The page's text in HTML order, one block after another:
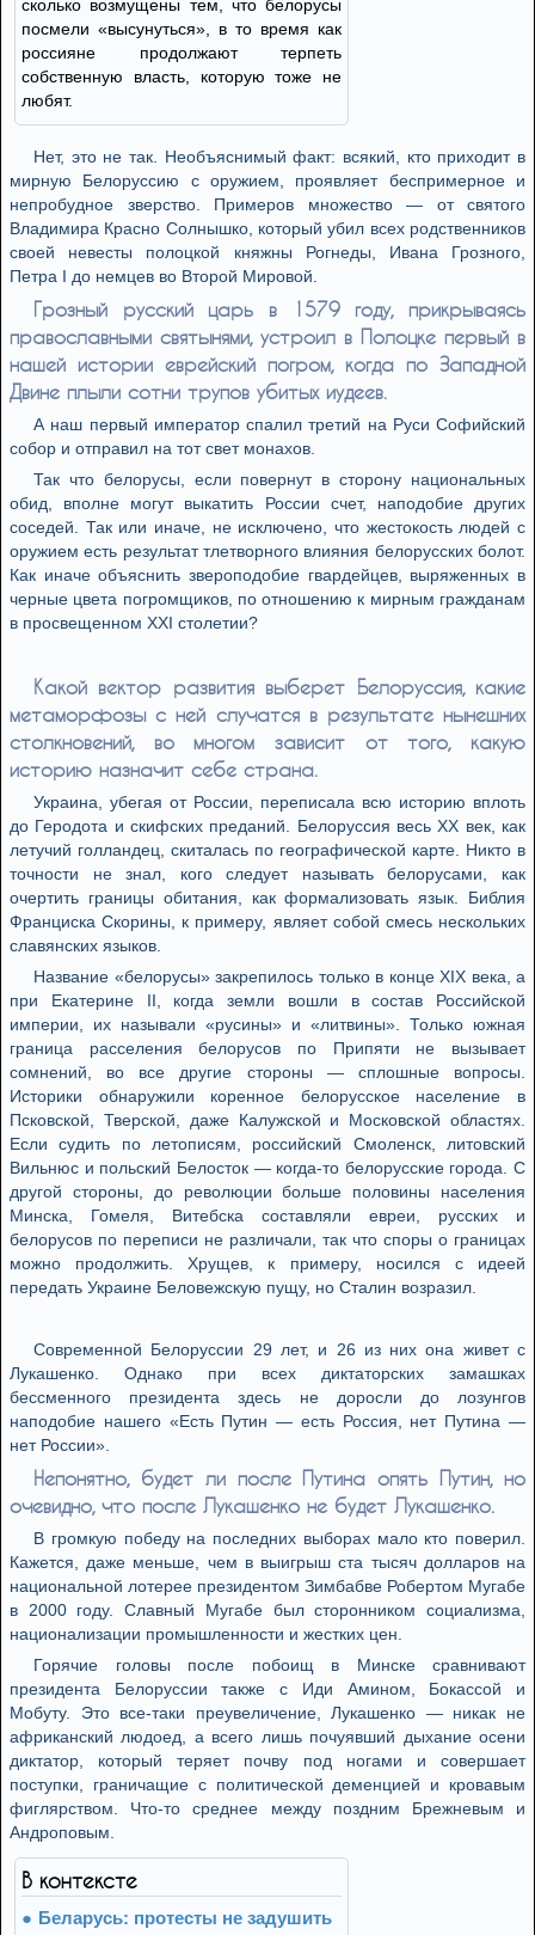
сколько возмущены тем, что белорусы
посмели «высунуться», в то время как
россияне продолжают терпеть
собственную власть, которую тоже не
любят.
Нет, это не так. Необъяснимый факт: всякий, кто приходит в
мирную Белоруссию с оружием, проявляет беспримерное и
непробудное зверство. Примеров множество — от святого
Владимира Красно Солнышко, который убил всех родственников
своей невесты полоцкой княжны Рогнеды, Ивана Грозного,
Петра I до немцев во Второй Мировой.
Грозный русский царь в 1579 году, прикрываясь
православными святынями, устроил в Полоцке первый в
нашей истории еврейский погром, когда по Западной
Двине плыли сотни трупов убитых иудеев.
А наш первый император спалил третий на Руси Софийский
собор и отправил на тот свет монахов.
Так что белорусы, если повернут в сторону национальных
обид, вполне могут выкатить России счет, наподобие других
соседей. Так или иначе, не исключено, что жестокость людей с
оружием есть результат тлетворного влияния белорусских болот.
Как иначе объяснить звероподобие гвардейцев, выряженных в
черные цвета погромщиков, по отношению к мирным гражданам
в просвещенном XXI столетии?
Какой вектор развития выберет Белоруссия, какие
метаморфозы с ней случатся в результате нынешних
столкновений, во многом зависит от того, какую
историю назначит себе страна.
Украина, убегая от России, переписала всю историю вплоть
до Геродота и скифских преданий. Белоруссия весь ХХ век, как
летучий голландец, скиталась по географической карте. Никто в
точности не знал, кого следует называть белорусами, как
очертить границы обитания, как формализовать язык. Библия
Франциска Скорины, к примеру, являет собой смесь нескольких
славянских языков.
Название «белорусы» закрепилось только в конце XIX века, а
при Екатерине II, когда земли вошли в состав Российской
империи, их называли «русины» и «литвины». Только южная
граница расселения белорусов по Припяти не вызывает
сомнений, во все другие стороны — сплошные вопросы.
Историки обнаружили коренное белорусское население в
Псковской, Тверской, даже Калужской и Московской областях.
Если судить по летописям, российский Смоленск, литовский
Вильнюс и польский Белосток — когда-то белорусские города. С
другой стороны, до революции больше половины населения
Минска, Гомеля, Витебска составляли евреи, русских и
белорусов по переписи не различали, так что споры о границах
можно продолжить. Хрущев, к примеру, носился с идеей
передать Украине Беловежскую пущу, но Сталин возразил.
Современной Белоруссии 29 лет, и 26 из них она живет с
Лукашенко. Однако при всех диктаторских замашках
бессменного президента здесь не доросли до лозунгов
наподобие нашего «Есть Путин — есть Россия, нет Путина —
нет России».
Непонятно, будет ли после Путина опять Путин, но
очевидно, что после Лукашенко не будет Лукашенко.
В громкую победу на последних выборах мало кто поверил.
Кажется, даже меньше, чем в выигрыш ста тысяч долларов на
национальной лотерее президентом Зимбабве Робертом Мугабе
в 2000 году. Славный Мугабе был сторонником социализма,
национализации промышленности и жестких цен.
Горячие головы после побоищ в Минске сравнивают
президента Белоруссии также с Иди Амином, Бокассой и
Мобуту. Это все-таки преувеличение, Лукашенко — никак не
африканский людоед, а всего лишь почуявший дыхание осени
диктатор, который теряет почву под ногами и совершает
поступки, граничащие с политической деменцией и кровавым
фиглярством. Что-то среднее между поздним Брежневым и
Андроповым.
В контексте
Беларусь: протесты не задушить